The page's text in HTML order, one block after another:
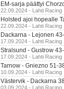
EM-sarja päättyi
22.09.2024 - Lahti Racing
Holsted ajoi hopealle
22.09.2024 - Lahti Racing
Dackarna - Lejonen
17.09.2024 - Lahti Racing
Stralsund - Gustrow
17.09.2024 - Lahti Racing
Tarnow - Gniezno 51-
10.09.2024 - Lahti Racing
Västervik - Dackarna
03.09.2024 - Lahti Racing